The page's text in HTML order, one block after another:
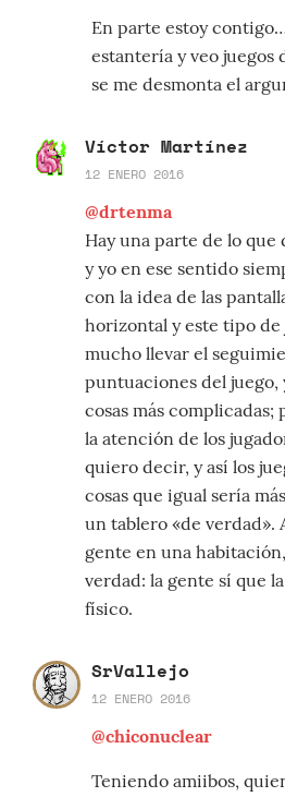
En parte estoy
estantería y veo juegos
se me desmonta el
Víctor Martínez
12 ENERO 2016
@drtenma
Hay una parte de lo que
y yo en ese sentido
con la idea de las
horizontal y este tipo de
mucho llevar el
puntuaciones del juego,
cosas más
la atención de los
quiero decir, y así los
cosas que igual sería
un tablero «de verdad».
gente en una
verdad: la gente sí que
físico.
SrVallejo
12 ENERO 2016
@chiconuclear
Teniendo amiibos,